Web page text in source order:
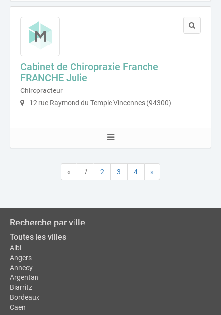
Cabinet de Chiropraxie Franche
FRANCHE Julie
Chiropracteur
12 rue Raymond du Temple Vincennes (94300)
« 1 2 3 4 »
Recherche par ville
Toutes les villes
Albi
Angers
Annecy
Argentan
Biarritz
Bordeaux
Caen